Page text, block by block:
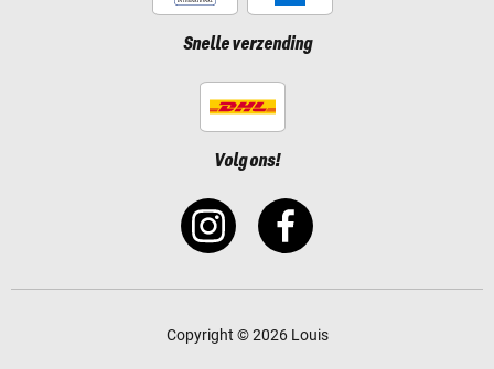
Snelle verzending
Volg ons!
Copyright © 2026 Louis